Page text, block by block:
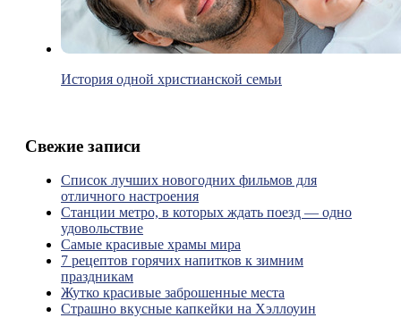
История одной христианской семьи
Свежие записи
Список лучших новогодних фильмов для
отличного настроения
Станции метро, в которых ждать поезд — одно
удовольствие
Самые красивые храмы мира
7 рецептов горячих напитков к зимним
праздникам
Жутко красивые заброшенные места
Страшно вкусные капкейки на Хэллоуин